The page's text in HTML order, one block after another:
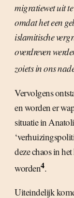
migratiewet uit
omdat het een
islamitische
overdreven
zoiets in ons
Vervolgens
en worden er
situatie in
deze chaos in
worden4.
Uiteindelijk